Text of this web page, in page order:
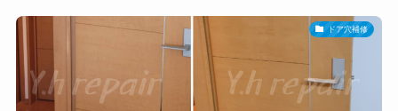
ドア穴補修